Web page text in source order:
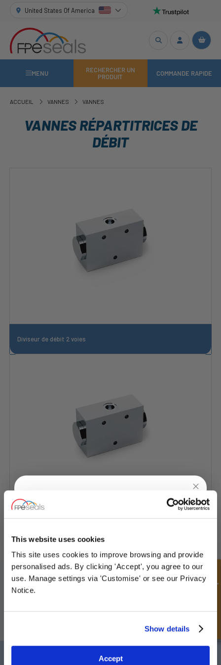
This website uses cookies
This site uses cookies to improve browsing and provide
personalised ads. By clicking 'Accept', you agree to our
use. Manage settings via 'Customise' or see our Privacy
Notice.
Show details
Accept
United States Of America
MENU
RECHERCHER UN
PRODUIT
COMMANDE RAPIDE
ACCUEIL VANNES VANNES
VANNES RÉPARTITRICES DE
DÉBIT
Diviseur de débit 2 voies
S'INSCRIRE À NOTRE BULLETIN
N'oubliez pas de vous abonner à notre newsletter pour recevoir des
Demande rapide
UNLOCK10% OFF
YOURFIRST ORDER
Sign up for special offers and exclusive
deals